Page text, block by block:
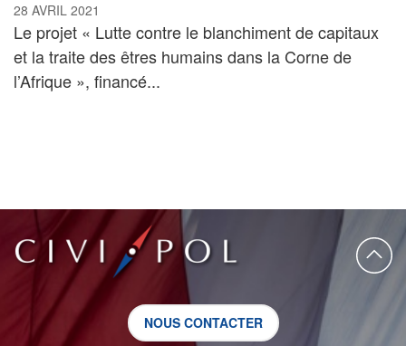
28 AVRIL 2021
Le projet « Lutte contre le blanchiment de capitaux
et la traite des êtres humains dans la Corne de
l’Afrique », financé...
NOUS CONTACTER